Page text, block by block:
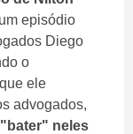
episódio
Diego
o
ele
advogados,
neles